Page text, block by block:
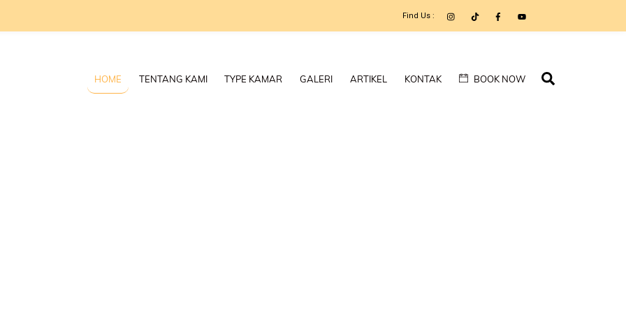
Find Us :
HOME TENTANG KAMI TYPE KAMAR GALERI ARTIKEL KONTAK BOOK NOW